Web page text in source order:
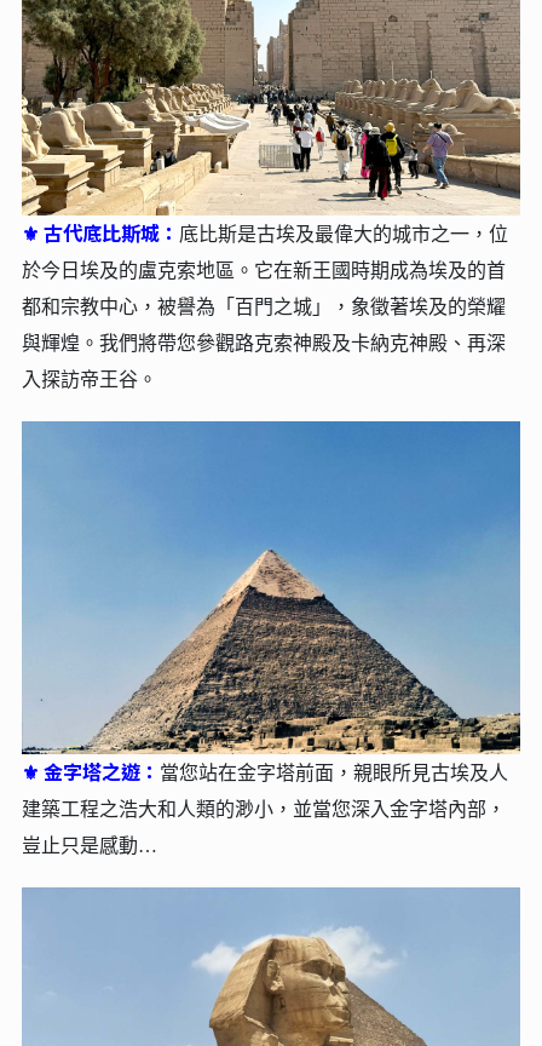
⚜ 古代底比斯城： 底比斯是古埃及最偉大的城市之一，位
於今日埃及的盧克索地區。它在新王國時期成為埃及的首
都和宗教中心，被譽為「百門之城」，象徵著埃及的榮耀
與輝煌。我們將帶您參觀路克索神殿及卡納克神殿、再深
入探訪帝王谷。
⚜ 金字塔之遊： 當您站在金字塔前面，親眼所見古埃及人
建築工程之浩大和人類的渺小，並當您深入金字塔內部，
豈止只是感動…